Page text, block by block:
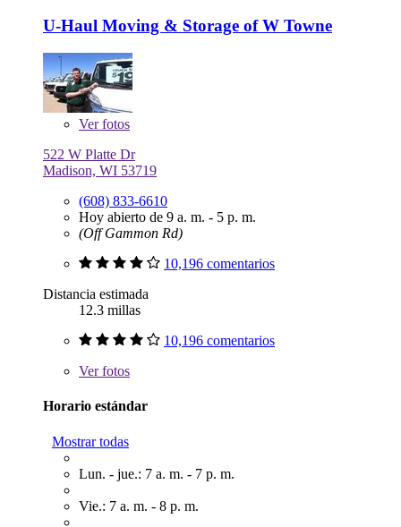
U-Haul Moving & Storage of W Towne
Verfotos
522 W Platte Dr
Madison, WI 53719
(608) 833-6610
Hoy abierto de 9 a. m. - 5 p. m.
(Off Gammon Rd)
10,196 comentarios
Distancia estimada
12.3 millas
10,196 comentarios
Verfotos
Horario estándar
Mostrar todas
Lun. - jue.: 7 a. m. - 7 p. m.
Vie.: 7 a. m. - 8 p. m.